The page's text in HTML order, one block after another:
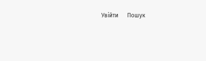
Увійти Пошук